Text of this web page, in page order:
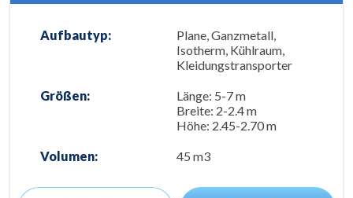
Aufbautyp:
Plane, Ganzmetall,
Isotherm, Kühlraum,
Kleidungstransporter
Größen:
Länge: 5-7 m
Breite: 2-2.4 m
Höhe: 2.45-2.70 m
Volumen: 45 m3